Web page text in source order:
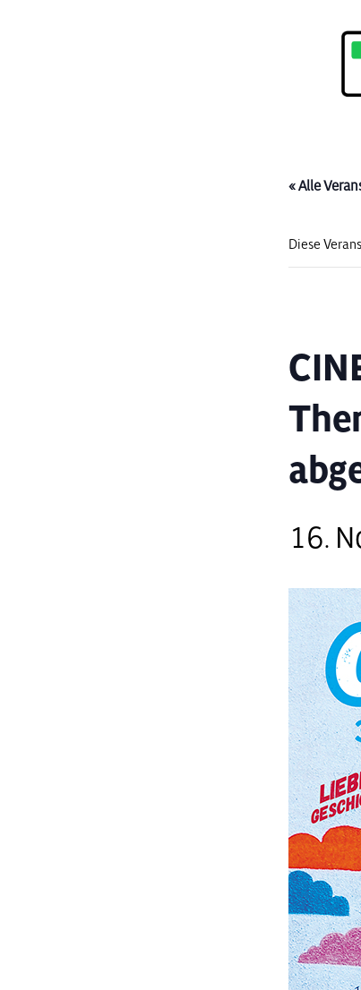
« Alle
Diese
16.